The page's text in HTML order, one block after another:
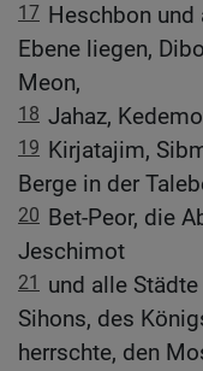
17 Heschbon und
Ebene liegen,
Meon,
18 Jahaz,
19 Kirjatajim,
Berge in der
20 Bet-Peor, die
Jeschimot
21
und alle
Sihons, des
herrschte, den